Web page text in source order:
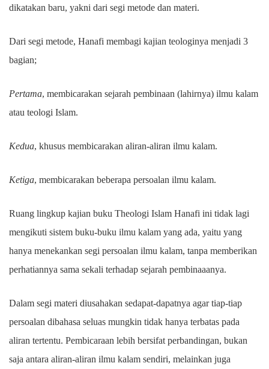
dikatakan baru, yakni dari segi metode dan materi.
Dari segi metode, Hanafi membagi kajian teologinya menjadi 3
bagian;
Pertama, membicarakan sejarah pembinaan (lahirnya) ilmu kalam
atau teologi Islam.
Kedua, khusus membicarakan aliran-aliran ilmu kalam.
Ketiga, membicarakan beberapa persoalan ilmu kalam.
Ruang lingkup kajian buku Theologi Islam Hanafi ini tidak lagi
mengikuti sistem buku-buku ilmu kalam yang ada, yaitu yang
hanya menekankan segi persoalan ilmu kalam, tanpa memberikan
perhatiannya sama sekali terhadap sejarah pembinaaanya.
Dalam segi materi diusahakan sedapat-dapatnya agar tiap-tiap
persoalan dibahasa seluas mungkin tidak hanya terbatas pada
aliran tertentu. Pembicaraan lebih bersifat perbandingan, bukan
saja antara aliran-aliran ilmu kalam sendiri, melainkan juga